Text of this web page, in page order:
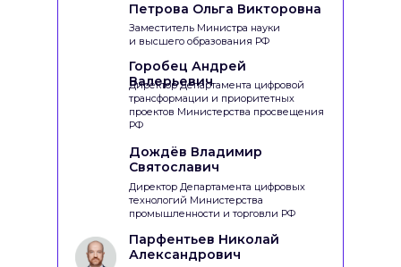
Петрова Ольга Викторовна
Заместитель Министра науки
и высшего образования РФ
Горобец Андрей
Валерьевич
Директор Департамента цифровой
трансформации и приоритетных
проектов Министерства просвещения
РФ
Дождёв Владимир
Святославич
Директор Департамента цифровых
технологий Министерства
промышленности и торговли РФ
Парфентьев Николай
Александрович